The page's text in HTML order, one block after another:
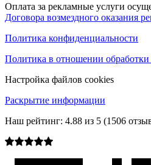
Оплата за рекламные услуги
Договора возмездного оказания
Политика конфиденциальности
Политика в отношении
Настройка файлов cookies
Раскрытие информации
Наш рейтинг: 4.88 из 5 (1506